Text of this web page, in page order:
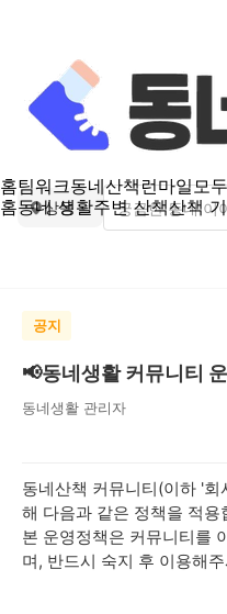
홈팀워크동네산책런마일모
홈동네 생활주변 산책산책
상동
공지
📢동네생활 커뮤니티
동네생활 관리자
동네산책 커뮤니티(이하 '
해 다음과 같은 정책을 적용
본 운영정책은 커뮤니티를
며, 반드시 숙지 후 이용해